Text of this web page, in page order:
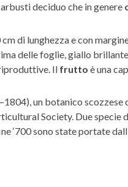
deciduo che in genere
di lunghezza e con
delle foglie, giallo
Il frutto è una
un botanico scozzese
Society. Due specie
‘700 sono state portate